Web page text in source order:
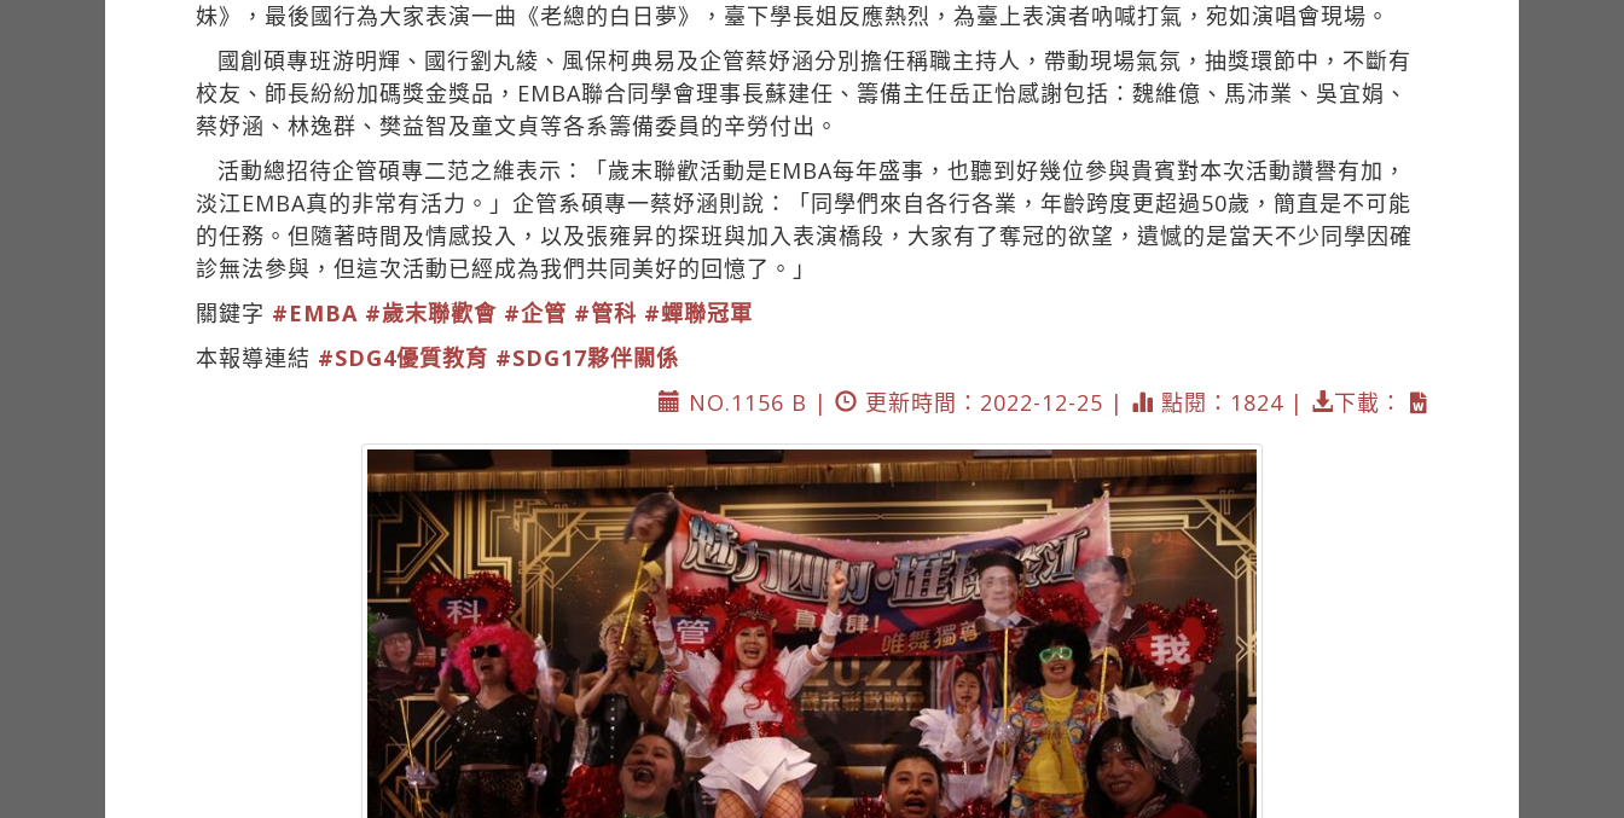
妹》，最後國行為大家表演一曲《老總的白日夢》，臺下學長姐反應熱烈，為臺上表演者吶喊打氣，宛如演唱會現場。
國創碩專班游明輝、國行劉丸綾、風保柯典易及企管蔡妤涵分別擔任稱職主持人，帶動現場氣氛，抽獎環節中，不斷有
校友、師長紛紛加碼獎金獎品，EMBA聯合同學會理事長蘇建任、籌備主任岳正怡感謝包括：魏維億、馬沛業、吳宜娟、
蔡妤涵、林逸群、樊益智及童文貞等各系籌備委員的辛勞付出。
活動總招待企管碩專二范之維表示：「歲末聯歡活動是EMBA每年盛事，也聽到好幾位參與貴賓對本次活動讚譽有加，
淡江EMBA真的非常有活力。」企管系碩專一蔡妤涵則說：「同學們來自各行各業，年齡跨度更超過50歲，簡直是不可能
的任務。但隨著時間及情感投入，以及張雍昇的探班與加入表演橋段，大家有了奪冠的欲望，遺憾的是當天不少同學因確
診無法參與，但這次活動已經成為我們共同美好的回憶了。」
關鍵字 #EMBA #歲末聯歡會 #企管 #管科 #蟬聯冠軍
本報導連結 #SDG4優質教育 #SDG17夥伴關係
NO.1156 B |
更新時間：2022-12-25 | 點閱：1824 | 下載：